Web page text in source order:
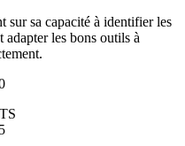
sur sa capacité à identifier les
adapter les bons outils à